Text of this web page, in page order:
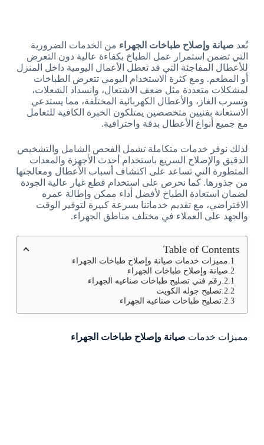
تُعد صيانة وإصلاح طباخات الجهراء من الخدمات الضرورية
التي تضمن استمرار عمل الطباخ بكفاءة عالية دون التعرض
للأعطال المفاجئة التي قد تعطل الأعمال اليومية داخل المنزل
أو المطعم. ومع كثرة الاستخدام اليومي تتعرض الطباخات
لمشكلات متعددة مثل ضعف الاشتعال، وانسداد الشعلات،
وتسرب الغاز، والأعطال الكهربائية المختلفة، مما يستدعي
الاستعانة بفنيين متخصصين يمتلكون الخبرة الكافية للتعامل
مع جميع أنواع الأعطال بدقة واحترافية.
لذلك نوفر خدمات متكاملة تشمل الفحص الشامل والتشخيص
الدقيق والإصلاح السريع باستخدام أحدث الأجهزة والمعدات
المتطورة التي تساعد على اكتشاف أسباب الأعطال ومعالجتها
من جذورها. كما نحرص على استخدام قطع غيار عالية الجودة
لضمان استعادة الطباخ لأفضل أداء ممكن وإطالة عمره
الافتراضي، مع تقديم خدماتنا بسرعة كبيرة لتوفير الوقت
والجهد على العملاء في مختلف مناطق الجهراء.
Table of Contents
مميزات خدمات صيانة وإصلاح طباخات الجهراء
صيانة وإصلاح طباخات الجهراء
رقم فني تصليح طباخات صناعيه الجهراء
تصليح جوله الكويت
تصليح طباخات صناعيه الجهراء
مميزات خدمات صيانة وإصلاح طباخات الجهراء